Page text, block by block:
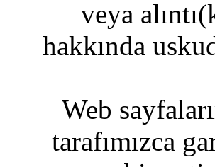
veya
hakkında
Web
tarafımızca